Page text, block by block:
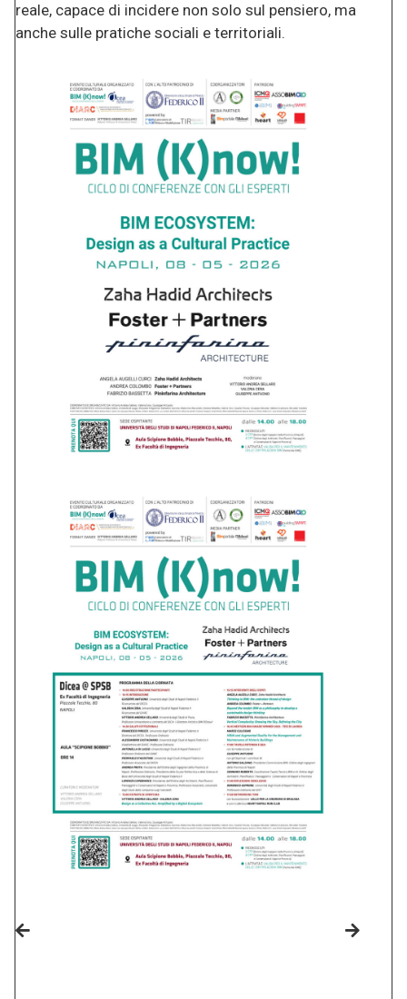
reale, capace di incidere non solo sul pensiero, ma
anche sulle pratiche sociali e territoriali.